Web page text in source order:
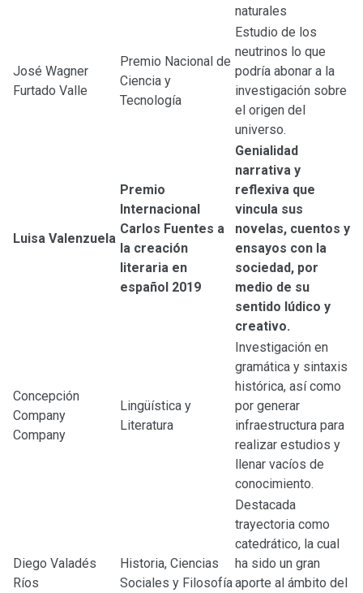
naturales
José Wagner
Furtado Valle
Premio Nacional de
Ciencia y
Tecnología
Estudio de los
neutrinos lo que
podría abonar a la
investigación sobre
el origen del
universo.
Luisa Valenzuela
Premio
Internacional
Carlos Fuentes a
la creación
literaria en
español 2019
Genialidad
narrativa y
reflexiva que
vincula sus
novelas, cuentos y
ensayos con la
sociedad, por
medio de su
sentido lúdico y
creativo.
Concepción
Company
Company
Lingüística y
Literatura
Investigación en
gramática y sintaxis
histórica, así como
por generar
infraestructura para
realizar estudios y
llenar vacíos de
conocimiento.
Diego Valadés
Ríos
Historia, Ciencias
Sociales y Filosofía
Destacada
trayectoria como
catedrático, la cual
ha sido un gran
aporte al ámbito del